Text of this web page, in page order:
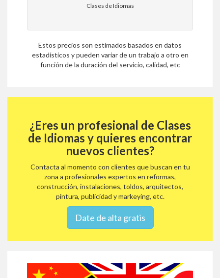
Clases de Idiomas
Estos precios son estimados basados en datos
estadísticos y pueden variar de un trabajo a otro en
función de la duración del servicio, calidad, etc
¿Eres un profesional de Clases
de Idiomas y quieres encontrar
nuevos clientes?
Contacta al momento con clientes que buscan en tu
zona a profesionales expertos en reformas,
construcción, instalaciones, toldos, arquitectos,
pintura, publicidad y markeying, etc.
Date de alta gratis